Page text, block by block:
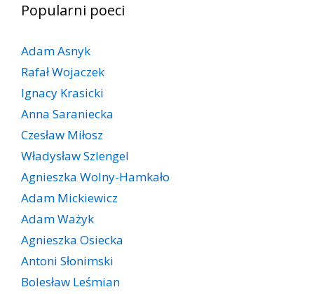
Popularni poeci
Adam Asnyk
Rafał Wojaczek
Ignacy Krasicki
Anna Saraniecka
Czesław Miłosz
Władysław Szlengel
Agnieszka Wolny-Hamkało
Adam Mickiewicz
Adam Ważyk
Agnieszka Osiecka
Antoni Słonimski
Bolesław Leśmian